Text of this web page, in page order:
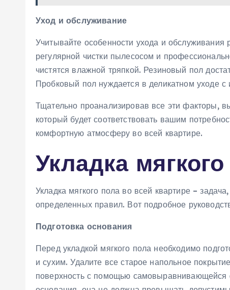
Уход и обслуживание
Учитывайте особенности ухода и обслуживания
регулярной чистки пылесосом и
чистятся влажной тряпкой. Резиновый пол
Пробковый пол нуждается в деликатном уходе
Тщательно проанализировав все эти факторы,
который будет соответствовать вашим
комфортную атмосферу во всей квартире.
Укладка
Укладка мягкого пола во всей квартире –
определенных правил. Вот подробное
Подготовка основания
Перед укладкой мягкого пола необходимо
и сухим. Удалите все старое напольное
поверхность с помощью